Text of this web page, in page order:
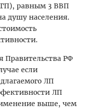
равным 3 ВВП
душу населения.
Правительства РФ
если
ЛП
ЛП
выше, чем